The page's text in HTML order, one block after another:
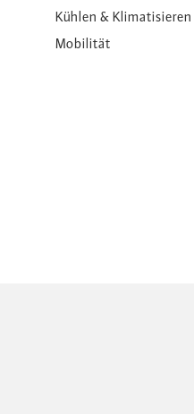
Kühlen & Klimatisieren
Mobilität